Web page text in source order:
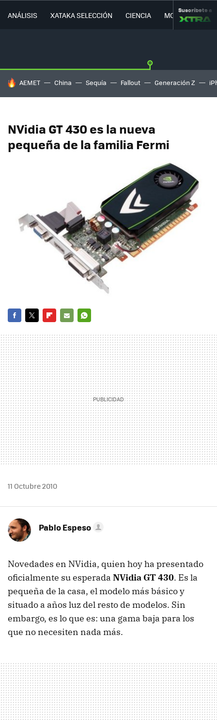
ANÁLISIS XATAKA SELECCIÓN CIENCIA MOVILIDAD
Suscríbete a
HOY SE HABLA DE
AEMET China Sequía Fallout Generación Z
NVidia GT 430 es la nueva
pequeña de la familia Fermi
MAIL
11 Octubre 2010
Pablo Espeso
Novedades en NVidia, quien hoy ha presentado
oficialmente su esperada NVidia GT 430. Es la
pequeña de la casa, el modelo más básico y
situado a años luz del resto de modelos. Sin
embargo, es lo que es: una gama baja para los
que no necesiten nada más.